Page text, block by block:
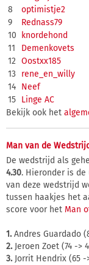
8
optimistje2
9
Rednass79
10
knordehond
11
Demenkovets
12 Oostxx185
13 rene_en_willy
14 Neef
15 Linge AC
Bekijk ook het
Man van de Wedstrijd
De wedstrijd als
4.30. Hieronder is
van deze wedstrijd
tussen haakjes het
score voor het Man
1.Andres Guardado
2.Jeroen Zoet (74 ->
3.Jorrit Hendrix (65 -